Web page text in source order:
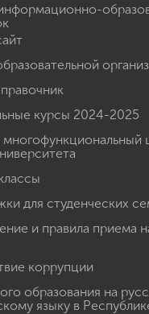
курсы 2024-2025
многофункциональный
для студенческих
и правила приема
коррупции
образования на
языку в